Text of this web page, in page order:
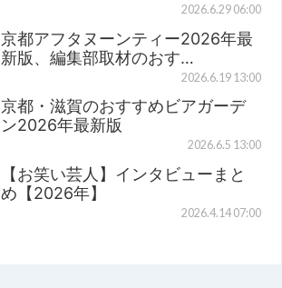
2026.6.29 06:00
京都アフタヌーンティー2026年最
新版、編集部取材のおす…
2026.6.19 13:00
京都・滋賀のおすすめビアガーデ
ン2026年最新版
2026.6.5 13:00
【お笑い芸人】インタビューまと
め【2026年】
2026.4.14 07:00